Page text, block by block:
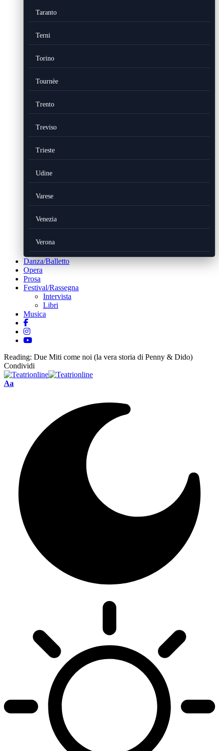
Taranto
Terni
Torino
Tournèe
Trento
Treviso
Trieste
Udine
Varese
Venezia
Verona
Danza/Balletto
Opera
Prosa
Festival/Rassegna
Intervista
Libri
Musica
Reading: Due Miti come noi (la vera storia di Penny & Dido)
Condividi
Font
Aa